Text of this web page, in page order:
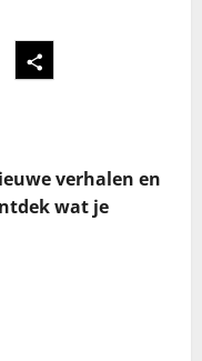
verhalen en
wat je